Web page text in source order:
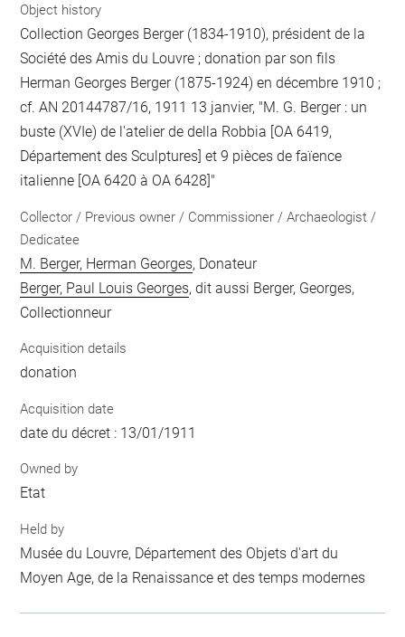
Object history
Collection Georges Berger (1834-1910), président de la
Société des Amis du Louvre ; donation par son fils
Herman Georges Berger (1875-1924) en décembre 1910 ;
cf. AN 20144787/16, 1911 13 janvier, "M. G. Berger : un
buste (XVIe) de l'atelier de della Robbia [OA 6419,
Département des Sculptures] et 9 pièces de faïence
italienne [OA 6420 à OA 6428]"
Collector / Previous owner / Commissioner / Archaeologist /
Dedicatee
M. Berger, Herman Georges, Donateur
Berger, Paul Louis Georges, dit aussi Berger, Georges,
Collectionneur
Acquisition details
donation
Acquisition date
date du décret : 13/01/1911
Owned by
Etat
Held by
Musée du Louvre, Département des Objets d'art du
Moyen Age, de la Renaissance et des temps modernes